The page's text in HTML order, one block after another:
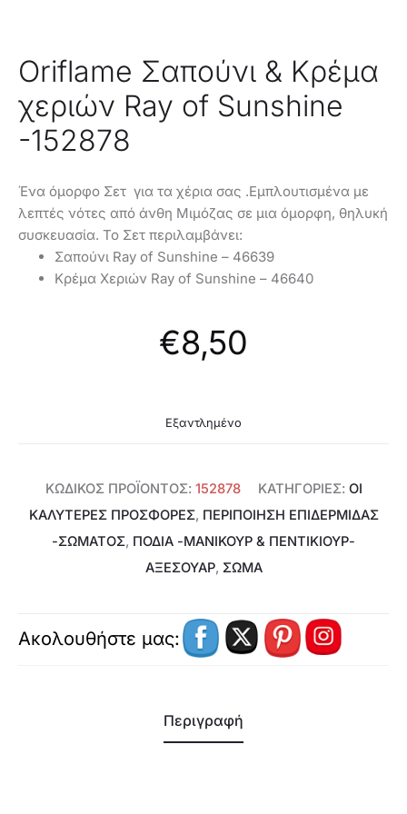
Oriflame Σαπούνι & Κρέμα
χεριών Ray of Sunshine
-152878
Ένα όμορφο Σετ για τα χέρια σας .Εμπλουτισμένα με
λεπτές νότες από άνθη Μιμόζας σε μια όμορφη, θηλυκή
συσκευασία. Το Σετ περιλαμβάνει:
Σαπούνι Ray of Sunshine – 46639
Κρέμα Χεριών Ray of Sunshine – 46640
€8,50
Εξαντλημένο
ΚΩΔΙΚΌΣ ΠΡΟΪΌΝΤΟΣ: 152878 ΚΑΤΗΓΟΡΊΕΣ: ΟΙ
ΚΑΛΥΤΕΡΕΣ ΠΡΟΣΦΟΡΕΣ, ΠΕΡΙΠΟΊΗΣΗ ΕΠΙΔΕΡΜΊΔΑΣ
-ΣΏΜΑΤΟΣ, ΠΌΔΙΑ -ΜΑΝΙΚΟΎΡ & ΠΕΝΤΙΚΙΟΎΡ-
ΑΞΕΣΟΥΆΡ, ΣΩΜΑ
Ακολουθήστε μας:
Περιγραφή